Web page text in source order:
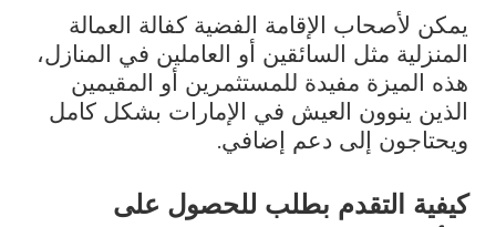
يمكن لأصحاب الإقامة الفضية كفالة العمالة
المنزلية مثل السائقين أو العاملين في المنازل،
هذه الميزة مفيدة للمستثمرين أو المقيمين
الذين ينوون العيش في الإمارات بشكل كامل
ويحتاجون إلى دعم إضافي.
كيفية التقدم بطلب للحصول على